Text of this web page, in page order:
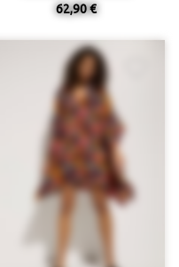
62,90 €